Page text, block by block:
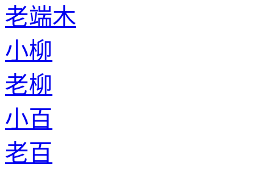
老端木
小柳
老柳
小百
老百